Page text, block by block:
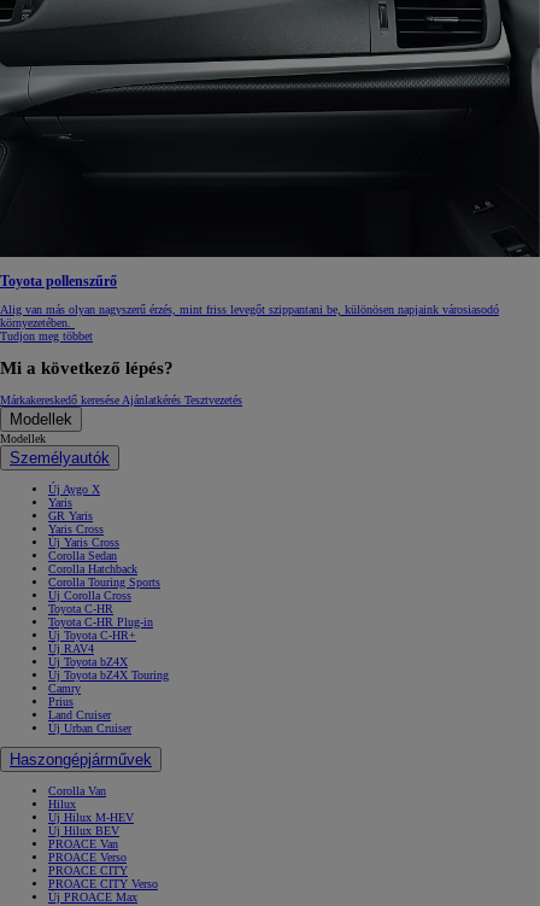
Toyota pollenszűrő
Alig van más olyan nagyszerű érzés, mint friss levegőt szippantani be, különösen napjaink városiasodó
környezetében.
Tudjon meg többet
Mi a következő lépés?
Márkakereskedő kereséseAjánlatkérés Tesztvezetés
Modellek
Modellek
Személyautók
Új Aygo X
Yaris
GR Yaris
Yaris Cross
Új Yaris Cross
Corolla Sedan
Corolla Hatchback
Corolla Touring Sports
Új Corolla Cross
Toyota C-HR
Toyota C-HR Plug-in
Új Toyota C-HR+
Új RAV4
Új Toyota bZ4X
Új Toyota bZ4X Touring
Camry
Prius
Land Cruiser
Új Urban Cruiser
Haszongépjárművek
Corolla Van
Hilux
Új Hilux M-HEV
Új Hilux BEV
PROACE Van
PROACE Verso
PROACE CITY
PROACE CITY Verso
Új PROACE Max